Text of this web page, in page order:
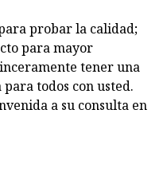
probar la calidad;
para mayor
tener una
todos con usted.
a su consulta en